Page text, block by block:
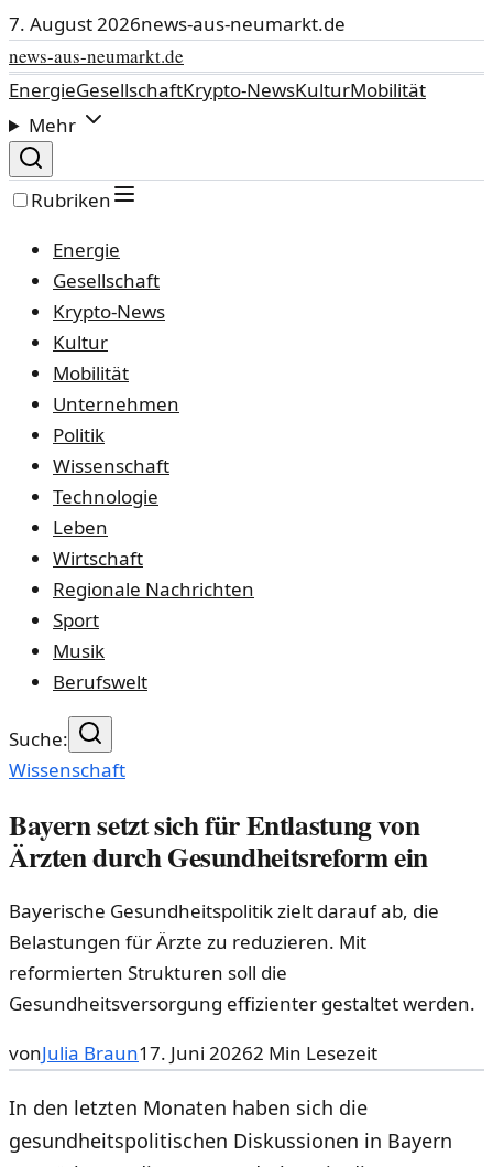
7. August 2026news-aus-neumarkt.de
news-aus-neumarkt.de
EnergieGesellschaftKrypto-NewsKulturMobilität
Mehr
Rubriken
Energie
Gesellschaft
Krypto-News
Kultur
Mobilität
Unternehmen
Politik
Wissenschaft
Technologie
Leben
Wirtschaft
Regionale Nachrichten
Sport
Musik
Berufswelt
Suche:
Wissenschaft
Bayern setzt sich für Entlastung von
Ärzten durch Gesundheitsreform ein
Bayerische Gesundheitspolitik zielt darauf ab, die
Belastungen für Ärzte zu reduzieren. Mit
reformierten Strukturen soll die
Gesundheitsversorgung effizienter gestaltet werden.
vonJulia Braun17. Juni 20262 Min Lesezeit
In den letzten Monaten haben sich die
gesundheitspolitischen Diskussionen in Bayern